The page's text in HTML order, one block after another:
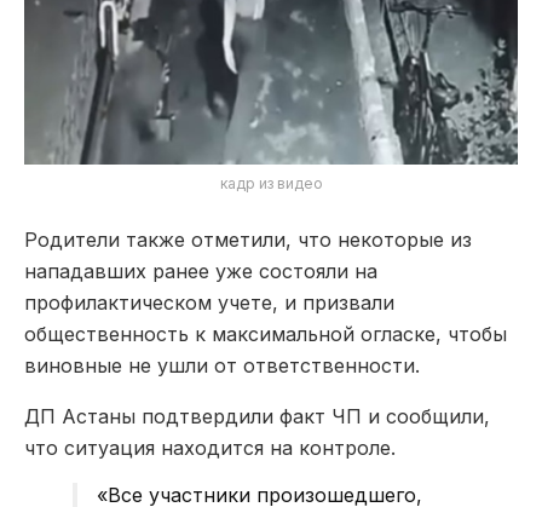
кадр из видео
Родители также отметили, что некоторые из
нападавших ранее уже состояли на
профилактическом учете, и призвали
общественность к максимальной огласке, чтобы
виновные не ушли от ответственности.
ДП Астаны подтвердили факт ЧП и сообщили,
что ситуация находится на контроле.
«Все участники произошедшего,